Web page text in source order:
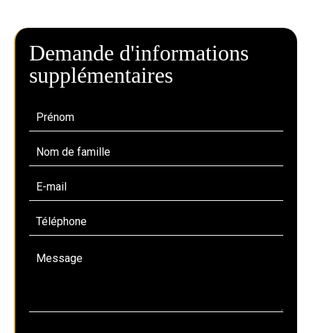
Demande d'informations
supplémentaires